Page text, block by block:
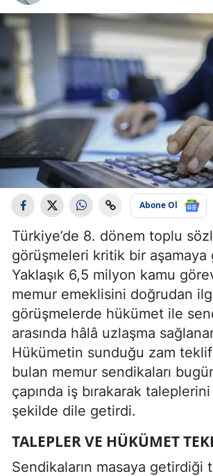
Abone Ol
Türkiye’de 8. dönem toplu
görüşmeleri kritik bir aşamaya
Yaklaşık 6,5 milyon kamu
memur emeklisini doğrudan
görüşmelerde hükümet ile
arasında hâlâ uzlaşma
Hükümetin sunduğu zam
bulan memur sendikaları
çapında iş bırakarak
şekilde dile getirdi.
TALEPLER VE HÜKÜMET
Sendikaların masaya getirdiği